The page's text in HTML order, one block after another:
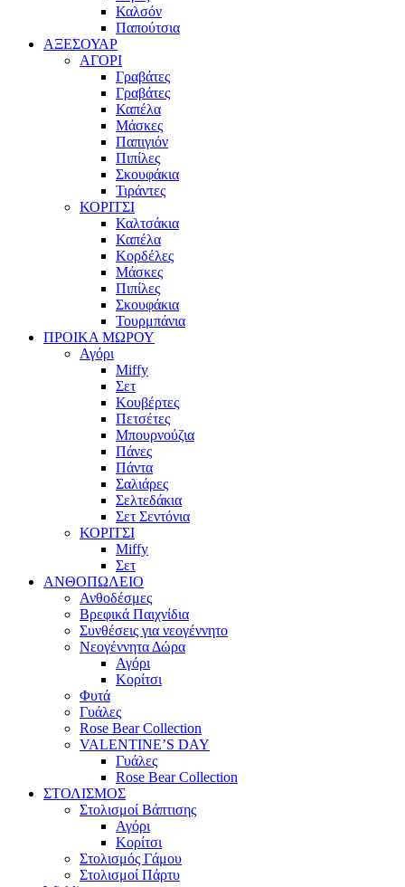
Καλσόν
Παπούτσια
ΑΞΕΣΟΥΑΡ
ΑΓΟΡΙ
Γραβάτες
Γραβάτες
Καπέλα
Μάσκες
Παπιγιόν
Πιπίλες
Σκουφάκια
Τιράντες
ΚΟΡΙΤΣΙ
Καλτσάκια
Καπέλα
Κορδέλες
Μάσκες
Πιπίλες
Σκουφάκια
Τουρμπάνια
ΠΡΟΙΚΑ ΜΩΡΟΥ
Αγόρι
Miffy
Σετ
Κουβέρτες
Πετσέτες
Μπουρνούζια
Πάνες
Πάντα
Σαλιάρες
Σελτεδάκια
Σετ Σεντόνια
ΚΟΡΙΤΣΙ
Miffy
Σετ
ΑΝΘΟΠΩΛΕΙΟ
Ανθοδέσμες
Βρεφικά Παιχνίδια
Συνθέσεις για νεογέννητο
Νεογέννητα Δώρα
Αγόρι
Κορίτσι
Φυτά
Γυάλες
Rose Bear Collection
VALENTINE’S DAY
Γυάλες
Rose Bear Collection
ΣΤΟΛΙΣΜΟΣ
Στολισμοί Βάπτισης
Αγόρι
Κορίτσι
Στολισμός Γάμου
Στολισμοί Πάρτυ